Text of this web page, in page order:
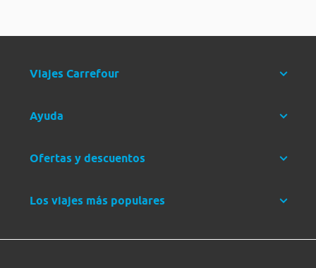
Viajes Carrefour
Ayuda
Ofertas y descuentos
Los viajes más populares